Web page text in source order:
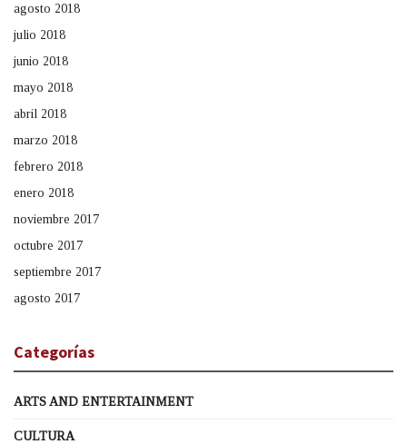
agosto 2018
julio 2018
junio 2018
mayo 2018
abril 2018
marzo 2018
febrero 2018
enero 2018
noviembre 2017
octubre 2017
septiembre 2017
agosto 2017
Categorías
ARTS AND ENTERTAINMENT
CULTURA